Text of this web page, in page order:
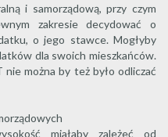
i samorządową, przy czym
zakresie decydować o
o jego stawce. Mogłyby
dla swoich mieszkańców.
można by też było odliczać
miałaby zależeć od